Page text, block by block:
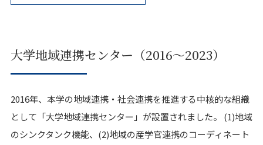
大学地域連携センター（2016～2023）
2016年、本学の地域連携・社会連携を推進する中核的な組織
として「大学地域連携センター」が設置されました。 (1)地域
のシンクタンク機能、(2)地域の産学官連携のコーディネート